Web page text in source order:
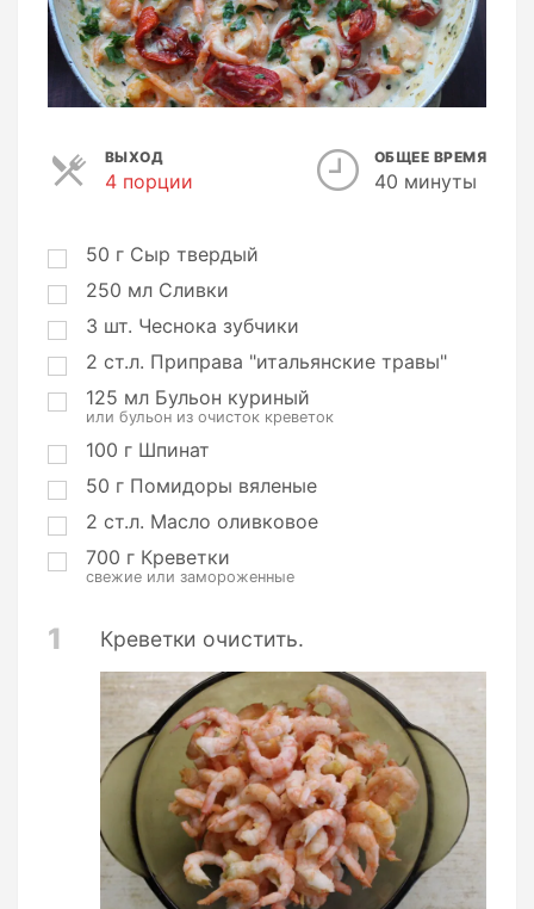
ВЫХОД
4 порции
ц
и
ОБЩЕЕ ВРЕМЯ
40 минуты
50 г Сыр твердый
250 мл Сливки
3 шт. Чеснока зубчики
2 ст.л. Приправа "итальянские травы"
125 мл Бульон куриный
или бульон из очисток креветок
100 г Шпинат
50 г Помидоры вяленые
2 ст.л. Масло оливковое
700 г Креветки
свежие или замороженные
1 Креветки очистить.